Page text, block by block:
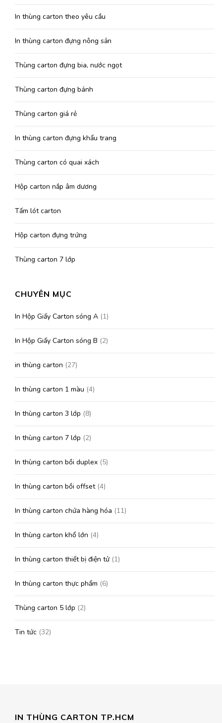
In thùng carton theo yêu cầu
In thùng carton đựng nông sản
Thùng carton đựng bia, nước ngọt
Thùng carton đựng bánh
Thùng carton giá rẻ
In thùng carton đựng khẩu trang
Thùng carton có quai xách
Hộp carton nắp âm dương
Tấm lót carton
Hộp carton đựng trứng
Thùng carton 7 lớp
CHUYÊN MỤC
In Hộp Giấy Carton sóng A (1)
In Hộp Giấy Carton sóng B (2)
in thùng carton (27)
In thùng carton 1 màu (4)
In thùng carton 3 lớp (8)
In thùng carton 7 lớp (2)
In thùng carton bồi duplex (5)
In thùng carton bồi offset(4)
In thùng carton chứa hàng hóa (11)
In thùng carton khổ lớn (4)
In thùng carton thiết bị điện tử(1)
In thùng carton thực phẩm (6)
Thùng carton 5 lớp (2)
Tin tức (32)
IN THÙNG CARTON TP.HCM